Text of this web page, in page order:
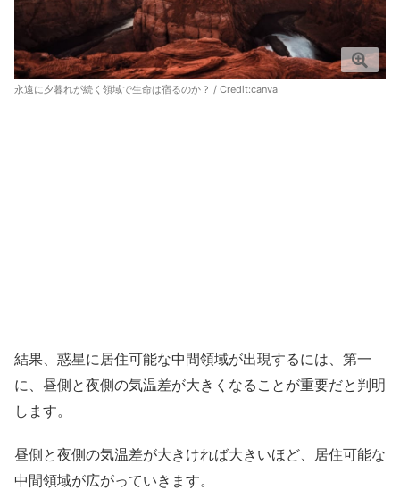
永遠に夕暮れが続く領域で生命は宿るのか？ / Credit:canva
結果、惑星に居住可能な中間領域が出現するには、第一
に、昼側と夜側の気温差が大きくなることが重要だと判明
します。
昼側と夜側の気温差が大きければ大きいほど、居住可能な
中間領域が広がっていきます。